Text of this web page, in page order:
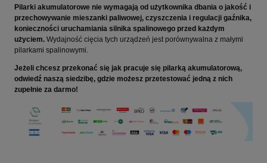
Pilarki akumulatorowe nie wymagają od użytkownika dbania o jakość i
przechowywanie mieszanki paliwowej, czyszczenia i regulacji gaźnika,
konieczności uruchamiania silnika spalinowego przed każdym
użyciem. Wydajność cięcia tych urządzeń jest porównywalna z małymi
pilarkami spalinowymi.
Jeżeli chcesz przekonać się jak pracuje się pilarką akumulatorową,
odwiedź naszą siedzibę, gdzie możesz przetestować jedną z nich
zupełnie za darmo!